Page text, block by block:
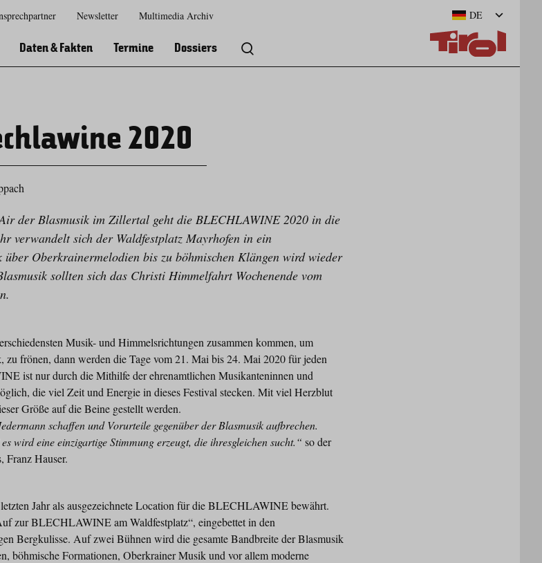
Zur
Zur
Zum
Zum
DE
Daten & Fakten Termine Dossiers
Newsletter Multimedia Archiv
2020
der Blasmusik im Zillertal geht die BLECHLAWINE 2020 in die
verwandelt sich der Waldfestplatz Mayrhofen in ein
Oberkrainermelodien bis zu böhmischen Klängen wird wieder
sollten sich das Christi Himmelfahrt Wochenende vom
Musik- und Himmelsrichtungen zusammen kommen, um
zu frönen, dann werden die Tage vom 21. Mai bis 24. Mai 2020 für jeden
ist nur durch die Mithilfe der ehrenamtlichen Musikanteninnen und
die viel Zeit und Energie in dieses Festival stecken. Mit viel Herzblut
Größe auf die Beine gestellt werden.
schaffen und Vorurteile gegenüber der Blasmusik aufbrechen.
wird eine einzigartige Stimmung erzeugt, die ihresgleichen sucht.“ so der
Franz Hauser.
Jahr als ausgezeichnete Location für die BLECHLAWINE bewährt.
zur BLECHLAWINE am Waldfestplatz“, eingebettet in den
Bergkulisse. Auf zwei Bühnen wird die gesamte Bandbreite der Blasmusik
böhmische Formationen, Oberkrainer Musik und vor allem moderne